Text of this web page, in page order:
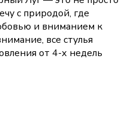
с природой, где
и вниманием к
все стулья
от 4-х недель